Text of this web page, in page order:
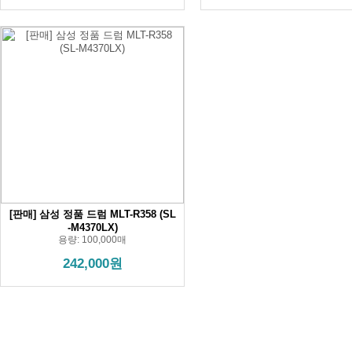
[판매] 삼성 정품 드럼 MLT-R358 (SL
-M4370LX)
용량: 100,000매
242,000원